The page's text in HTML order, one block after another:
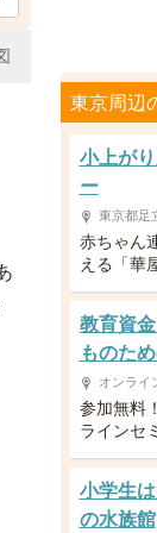
東京周辺
小上が
ー
東京都足
赤ちゃん
える「華
教育資
ものた
オンライ
参加無料
ラインセ
小学生
の水族館